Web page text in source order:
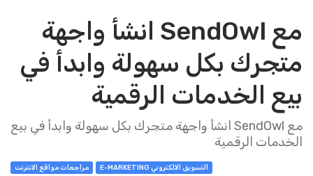
مع SendOwl انشأ واجهة
متجرك بكل سهولة وابدأ في
بيع الخدمات الرقمية
مع SendOwl انشأ واجهة متجرك بكل سهولة وابدأ في بيع
الخدمات الرقمية
التسويق الالكتروني E-MARKETING مراجعات مواقع الانترنت